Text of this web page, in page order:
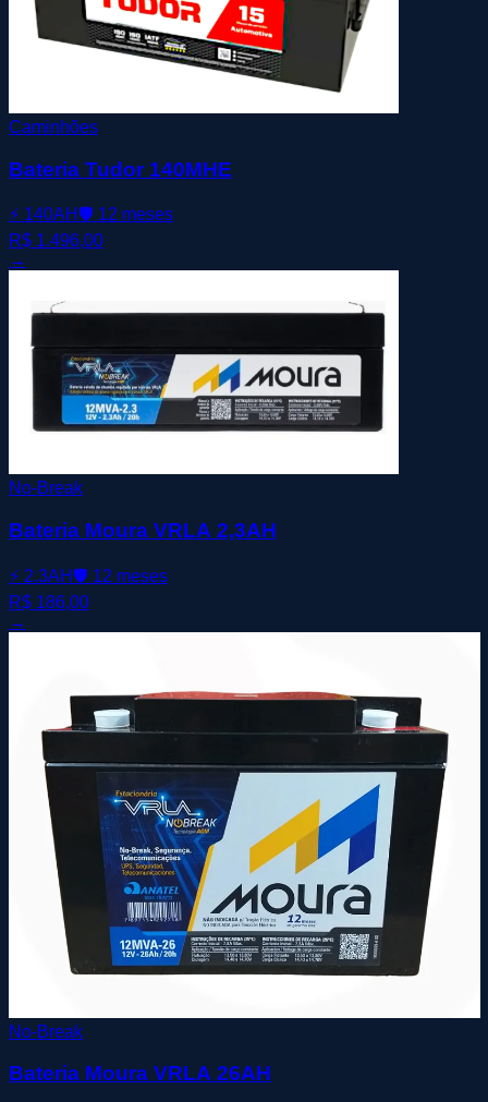
Caminhões
Bateria Tudor 140MHE
⚡ 140AH 🛡️ 12 meses
R$ 1.496,00
→
No-Break
Bateria Moura VRLA 2,3AH
⚡ 2.3AH 🛡️ 12 meses
R$ 186,00
→
No-Break
Bateria Moura VRLA 26AH